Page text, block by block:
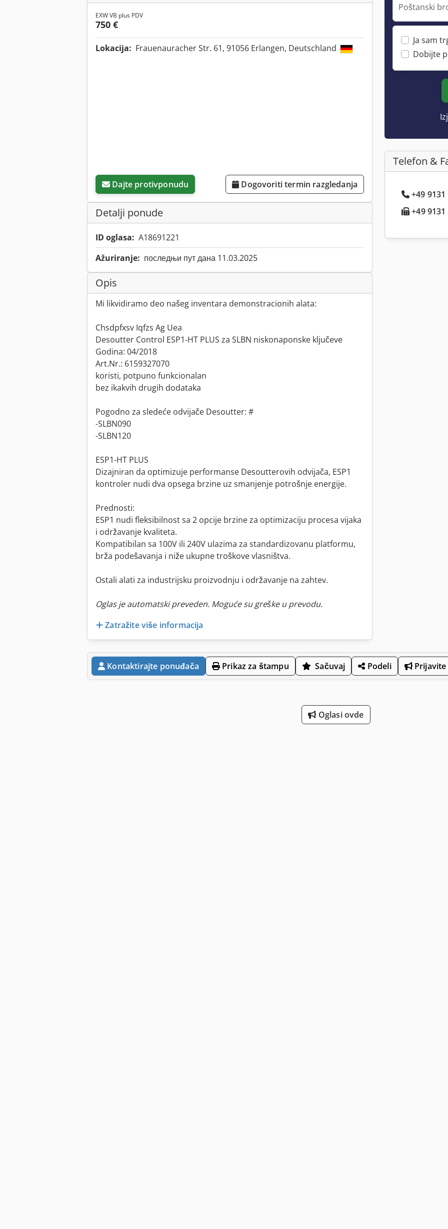
EXW VB plus PDV
750 €
Lokacija: Frauenauracher Str. 61, 91056 Erlangen, Deutschland
Dajte protivponudu Dogovoriti termin razgledanja
Detalji ponude
ID oglasa: A18691221
Ažuriranje: последњи пут дана 11.03.2025
Opis
Mi likvidiramo deo našeg inventara demonstracionih alata:
Chsdpfxsv Iqfzs Ag Uea
Desoutter Control ESP1-HT PLUS za SLBN niskonaponske ključeve
Godina: 04/2018
Art.Nr.: 6159327070
koristi, potpuno funkcionalan
bez ikakvih drugih dodataka
Pogodno za sledeće odvijače Desoutter: #
-SLBN090
-SLBN120
ESP1-HT PLUS
Dizajniran da optimizuje performanse Desoutterovih odvijača, ESP1
kontroler nudi dva opsega brzine uz smanjenje potrošnje energije.
Prednosti:
ESP1 nudi fleksibilnost sa 2 opcije brzine za optimizaciju procesa vijaka
i održavanje kvaliteta.
Kompatibilan sa 100V ili 240V ulazima za standardizovanu platformu,
brža podešavanja i niže ukupne troškove vlasništva.
Ostali alati za industrijsku proizvodnju i održavanje na zahtev.
Oglas je automatski preveden. Moguće su greške u prevodu.
Zatražite više informacija
Poštanski
Ja sam
Dobijte
Telefon &
+49
+49
Kontaktirajte ponuđača Prikaz za štampu Sačuvaj Podeli Prijavite
Oglasi ovde